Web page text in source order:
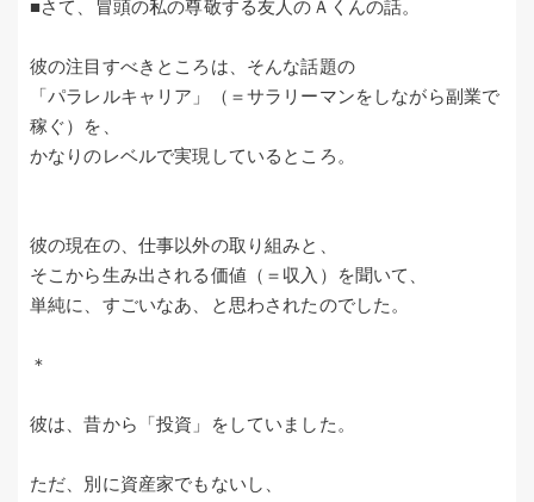
■さて、冒頭の私の尊敬する友人のＡくんの話。
彼の注目すべきところは、そんな話題の
「パラレルキャリア」（＝サラリーマンをしながら副業で
稼ぐ）を、
かなりのレベルで実現しているところ。
彼の現在の、仕事以外の取り組みと、
そこから生み出される価値（＝収入）を聞いて、
単純に、すごいなあ、と思わされたのでした。
＊
彼は、昔から「投資」をしていました。
ただ、別に資産家でもないし、